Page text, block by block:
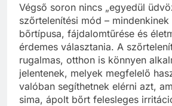
Végső soron nincs „egyedül
szőrtelenítési mód – mindenkinek
bőrtípusa, fájdalomtűrése és
érdemes választania. A
rugalmas, otthon is könnyen
jelentenek, melyek megfelelő
valóban segíthetnek elérni azt,
sima, ápolt bőrt felesleges